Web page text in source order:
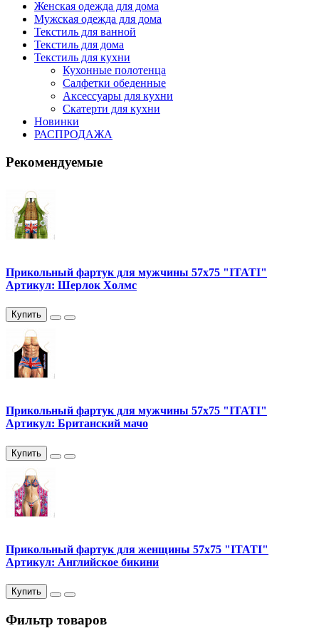
Женская одежда для дома
Мужская одежда для дома
Текстиль для ванной
Текстиль для дома
Текстиль для кухни
Кухонные полотенца
Салфетки обеденные
Аксессуары для кухни
Скатерти для кухни
Новинки
РАСПРОДАЖА
Рекомендуемые
Прикольный фартук для мужчины 57х75 "ITATI"
Артикул: Шерлок Холмс
Купить
Прикольный фартук для мужчины 57х75 "ITATI"
Артикул: Британский мачо
Купить
Прикольный фартук для женщины 57х75 "ITATI"
Артикул: Английское бикини
Купить
Фильтр товаров